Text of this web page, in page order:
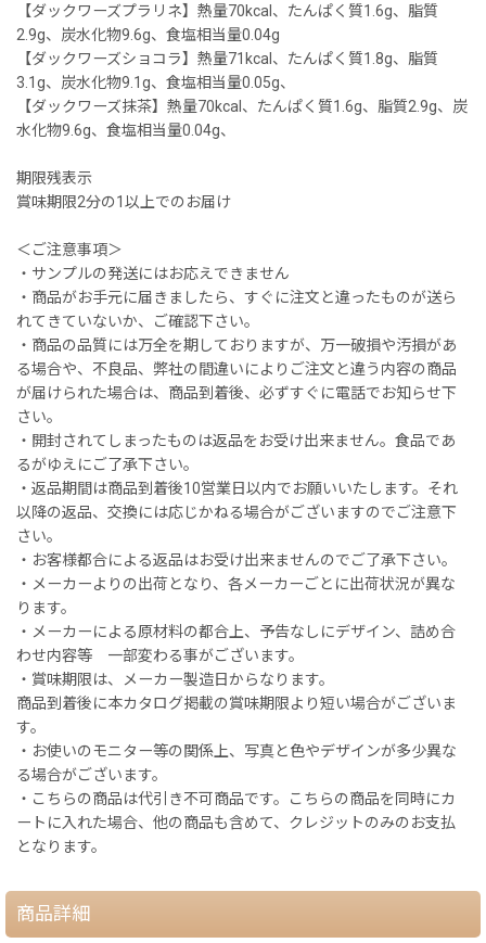
【ダックワーズプラリネ】熱量70kcal、たんぱく質1.6g、脂質
2.9g、炭水化物9.6g、食塩相当量0.04g
【ダックワーズショコラ】熱量71kcal、たんぱく質1.8g、脂質
3.1g、炭水化物9.1g、食塩相当量0.05g、
【ダックワーズ抹茶】熱量70kcal、たんぱく質1.6g、脂質2.9g、炭
水化物9.6g、食塩相当量0.04g、
期限残表示
賞味期限2分の1以上でのお届け
＜ご注意事項＞
・サンプルの発送にはお応えできません
・商品がお手元に届きましたら、すぐに注文と違ったものが送ら
れてきていないか、ご確認下さい。
・商品の品質には万全を期しておりますが、万一破損や汚損があ
る場合や、不良品、弊社の間違いによりご注文と違う内容の商品
が届けられた場合は、商品到着後、必ずすぐに電話でお知らせ下
さい。
・開封されてしまったものは返品をお受け出来ません。食品であ
るがゆえにご了承下さい。
・返品期間は商品到着後10営業日以内でお願いいたします。それ
以降の返品、交換には応じかねる場合がございますのでご注意下
さい。
・お客様都合による返品はお受け出来ませんのでご了承下さい。
・メーカーよりの出荷となり、各メーカーごとに出荷状況が異な
ります。
・メーカーによる原材料の都合上、予告なしにデザイン、詰め合
わせ内容等 一部変わる事がございます。
・賞味期限は、メーカー製造日からなります。
商品到着後に本カタログ掲載の賞味期限より短い場合がございま
す。
・お使いのモニター等の関係上、写真と色やデザインが多少異な
る場合がございます。
・こちらの商品は代引き不可商品です。こちらの商品を同時にカ
ートに入れた場合、他の商品も含めて、クレジットのみのお支払
となります。
商品詳細